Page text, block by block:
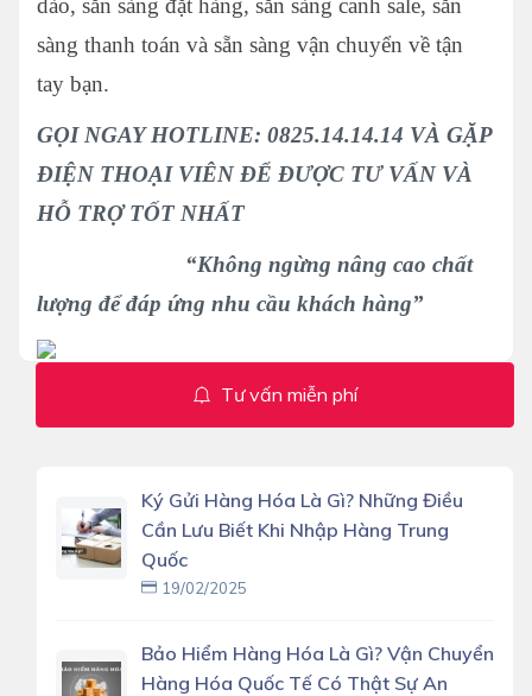
sàng thanh toán và sẵn sàng vận chuyển về tận
tay bạn.
GỌI NGAY HOTLINE: 0825.14.14.14 VÀ GẶP
ĐIỆN THOẠI VIÊN ĐỂ ĐƯỢC TƯ VẤN VÀ
HỖ TRỢ TỐT NHẤT
“Không ngừng nâng cao chất
lượng để đáp ứng nhu cầu khách hàng”
Tư vấn miễn phí
Ký Gửi Hàng Hóa Là Gì? Những Điều
Cần Lưu Biết Khi Nhập Hàng Trung
Quốc
19/02/2025
Bảo Hiểm Hàng Hóa Là Gì? Vận Chuyển
Hàng Hóa Quốc Tế Có Thật Sự An